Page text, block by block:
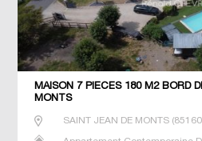
MAISON 7 PIECES 180 M2 BORD
MONTS
SAINT JEAN DE MONTS(85160